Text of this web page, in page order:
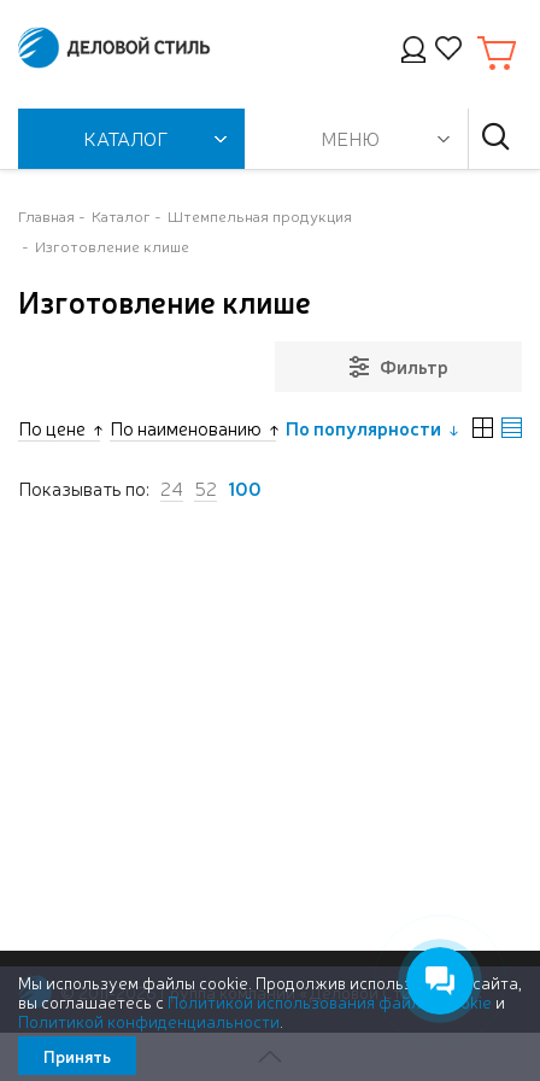
КАТАЛОГ МЕНЮ
Главная Каталог
Штемпельная продукция
Изготовление клише
Изготовление клише
Фильтр
По цене По наименованию По популярности
Показывать по: 24 52 100
© 2011-2026 Группа компаний «Деловой Стиль»
Мы используем файлы cookie. Продолжив использование сайта,
вы соглашаетесь с Политикой использования файлов cookie и
Политикой конфиденциальности
Принять